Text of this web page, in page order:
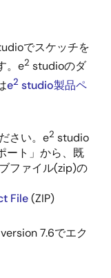
でスケッチを
。e2 studioのダ
e2 studio製品ペ
さい。e2 studio
ート」から、既
ファイル(zip)の
File(ZIP)
7.6でエク